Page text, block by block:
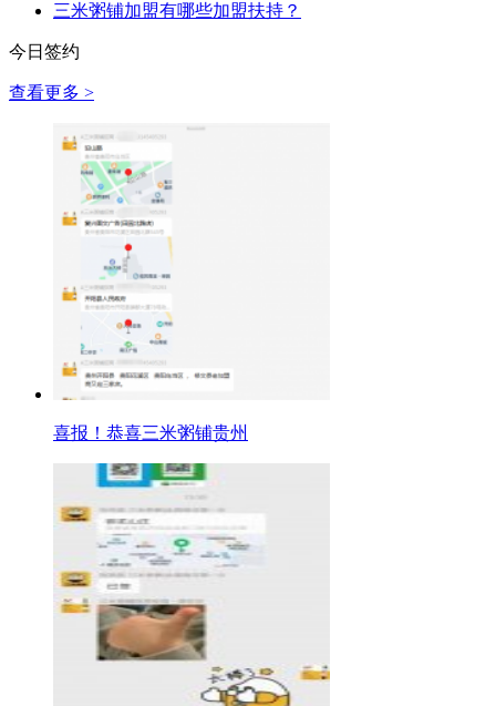
三米粥铺加盟有哪些加盟扶持？
今日签约
查看更多 >
喜报！恭喜三米粥铺贵州